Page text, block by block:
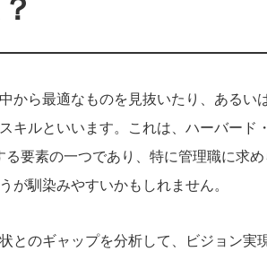
から最適なものを見抜いたり、あるい
キルといいます。これは、ハーバード
要素の一つであり、特に管理職に求
が馴染みやすいかもしれません。
とのギャップを分析して、ビジョン実